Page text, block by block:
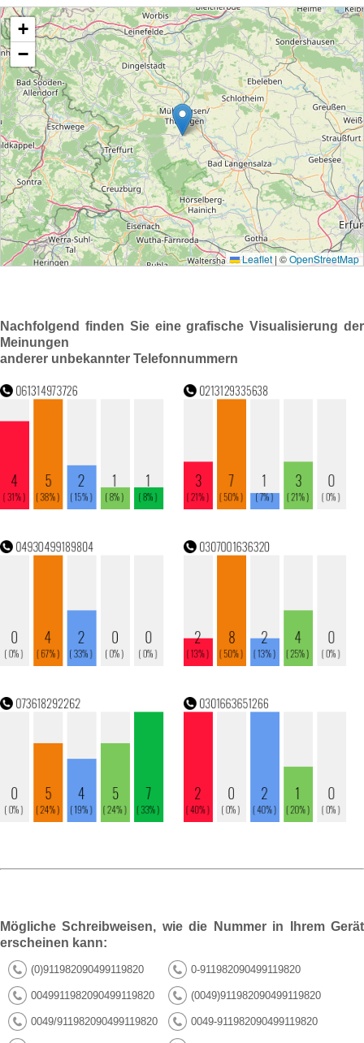
Nachfolgend finden Sie eine grafische Visualisierung der
Meinungen
anderer unbekannter Telefonnummern
Mögliche Schreibweisen, wie die Nummer in Ihrem Gerät
erscheinen kann:
(0)911982090499119820 0-911982090499119820
0049911982090499119820 (0049)911982090499119820
0049/911982090499119820 0049-911982090499119820